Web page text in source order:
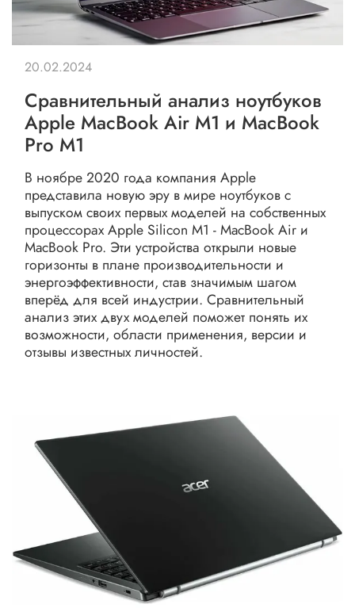
Сравнительный анализ ноутбуков
Apple MacBook Air M1 и MacBook
Pro M1
В ноябре 2020 года компания Apple
представила новую эру в мире ноутбуков с
выпуском своих первых моделей на собственных
процессорах Apple Silicon M1 - MacBook Air и
MacBook Pro. Эти устройства открыли новые
горизонты в плане производительности и
энергоэффективности, став значимым шагом
вперёд для всей индустрии. Сравнительный
анализ этих двух моделей поможет понять их
возможности, области применения, версии и
отзывы известных личностей.
20.02.2024